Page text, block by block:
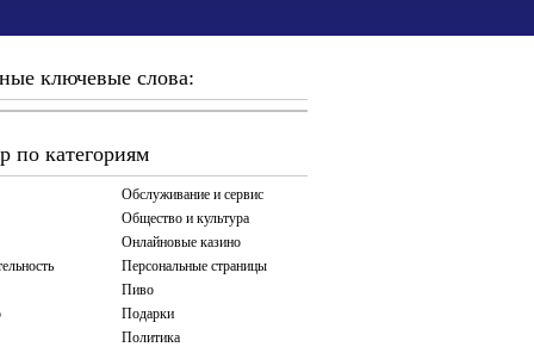
ключевые слова:
по категориям
Обслуживание и сервис
Общество и культура
Онлайновые казино
Персональные страницы
Пиво
Подарки
Политика